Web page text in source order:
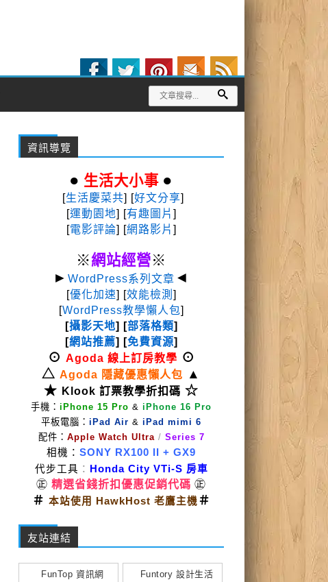
資訊導覽
● 生活大小事 ●
[生活慶菜共] [好文分享]
[運動園地] [有趣圖片 ]
[電影評論] [網路影片 ]
※網站經營※
► WordPress系列文章 ◄
[優化加速] [效能檢測 ]
[WordPress教學懶人包]
[攝影天地] [部落格類]
[網站推薦] [免費資源]
⊙ Agoda 線上訂房教學 ⊙
△ Agoda 隱藏優惠懶人包
▲
★ Klook 訂票教學折扣碼 ☆
手機： iPhone 15 Pro & iPhone 16 Pro
平板電腦： iPad Air & iPad mimi 6
配件： Apple Watch Ultra / Series 7
相機： SONY RX100 II
+ GX9
代步工具 ： Honda City VTi-S 房車
㊣ 精選省錢折扣優惠促銷代碼 ㊣
＃ 本站使用 HawkHost 老鷹主機＃
友站連結
FunTop 資訊網 Funtory 設計生活